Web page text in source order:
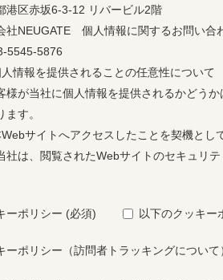
港区赤坂6-3-12 リバービル2階
社NEUGATE 個人情報に関するお問い合
5545-5876
情報を提供されることの任意性について
が当社に個人情報を提供されるかどう
ます。
サイトへアクセスしたことを契機とし
、閲覧されたWebサイトのセキュリテ
ーポリシー (必須) 以下のクッキー
ーポリシー（訪問者トラッキングについて